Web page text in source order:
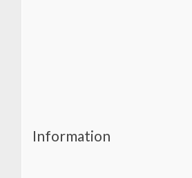
Information